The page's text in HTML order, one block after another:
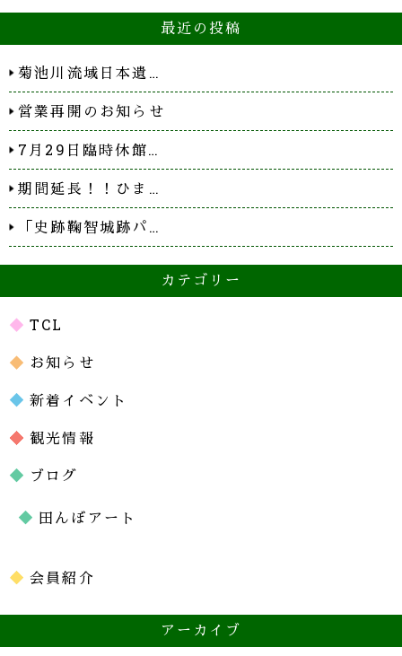
最近の投稿
菊池川流域日本遺…
営業再開のお知らせ
7月29日臨時休館…
期間延長！！ひま…
「史跡鞠智城跡パ…
カテゴリー
TCL
お知らせ
新着イベント
観光情報
ブログ
田んぼアート
会員紹介
アーカイブ